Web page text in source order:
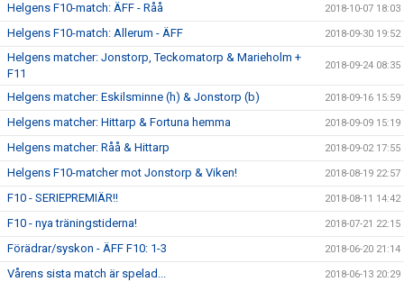
Helgens F10-match: ÄFF - Råå 2018-10-07 18:03
Helgens F10-match: Allerum - ÄFF 2018-09-30 19:52
Helgens matcher: Jonstorp, Teckomatorp & Marieholm +
F11
2018-09-24 08:35
Helgens matcher: Eskilsminne (h) & Jonstorp (b) 2018-09-16 15:59
Helgens matcher: Hittarp & Fortuna hemma 2018-09-09 15:19
Helgens matcher: Råå & Hittarp 2018-09-02 17:55
Helgens F10-matcher mot Jonstorp & Viken! 2018-08-19 22:57
F10 - SERIEPREMIÄR!! 2018-08-11 14:42
F10 - nya träningstiderna! 2018-07-21 22:15
Förädrar/syskon - ÄFF F10: 1-3 2018-06-20 21:14
Vårens sista match är spelad... 2018-06-13 20:29